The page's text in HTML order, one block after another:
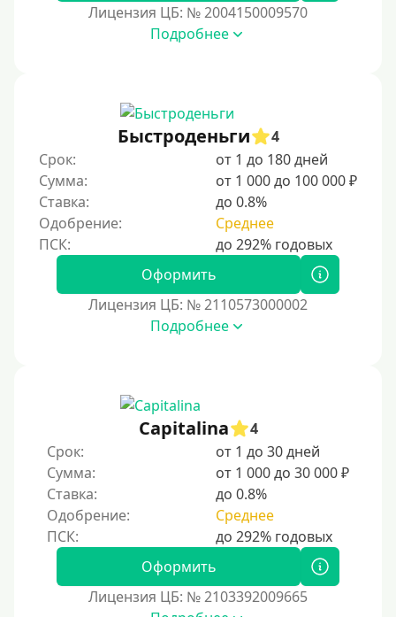
Женский займ
С временной регистрацией
Банкротам
Без подтверждения личности
Пенсионерам
Пенсионерам до 70 лет
Пенсионерам до 75 лет
Пенсионерам до 80 лет
Пенсионерам до 85 лет
Без упоминания места трудоустройства
Для иностранных граждан
Для лиц, имеющих гражданство других государств,
находящихся на территории Украины
Для граждан других стран, проживающих в
Казахстане
Для граждан других стран, прибывающих в
Для граждан Таджикистана, проживающих за
Лицензия ЦБ: № 2004150009570
Подробнее
Быстроденьги
4
Срок:
от 1 до 180 дней
Сумма:
от 1 000 до 100 000 ₽
Ставка:
до 0.8%
Одобрение:
Среднее
Оформить
Лицензия ЦБ: № 2110573000002
Подробнее
Capitalina
4
Срок:
от 1 до 30 дней
Сумма:
от 1 000 до 30 000 ₽
Ставка:
до 0.8%
Одобрение:
Среднее
Оформить
Лицензия ЦБ: № 2103392009665